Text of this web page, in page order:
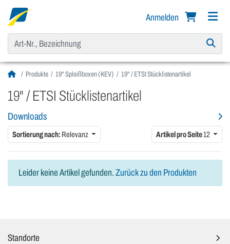
Anmelden
Produkte 19" Spleißboxen (KEV) 19" / ETSI Stücklistenartikel
19" / ETSI Stücklistenartikel
Downloads
Sortierung nach: Relevanz Artikel pro Seite12
Leider keine Artikel gefunden. Zurück zu den Produkten
Standorte